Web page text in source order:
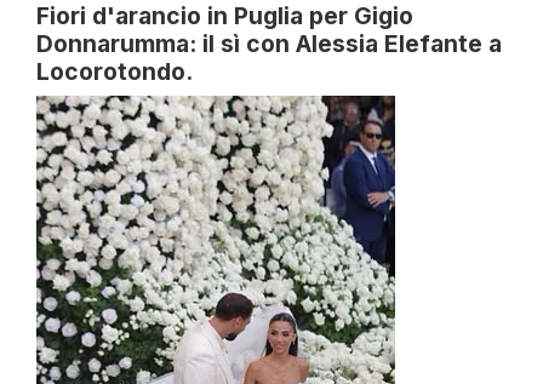
Fiori d'arancio in Puglia per Gigio
Donnarumma: il sì con Alessia Elefante a
Locorotondo.